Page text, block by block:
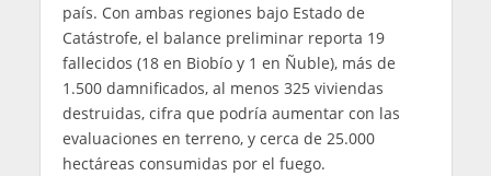
país. Con ambas regiones bajo Estado de
Catástrofe, el balance preliminar reporta 19
fallecidos (18 en Biobío y 1 en Ñuble), más de
1.500 damnificados, al menos 325 viviendas
destruidas, cifra que podría aumentar con las
evaluaciones en terreno, y cerca de 25.000
hectáreas consumidas por el fuego.